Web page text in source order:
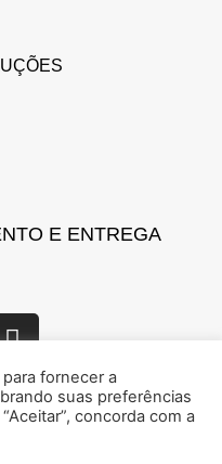
E ENTREGA
fornecer a
suas preferências
concorda com a